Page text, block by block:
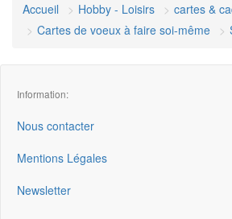
Accueil Hobby - Loisirs
cartes &
Cartes de voeux à faire soi-même
Information:
Nous contacter
Mentions Légales
Newsletter